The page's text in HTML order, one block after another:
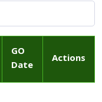
GO
Date
Actions